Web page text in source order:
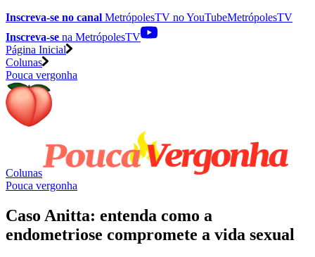
Inscreva-se no canal MetrópolesTV noYouTubeMetrópolesTV
Inscreva-se na MetrópolesTV
Página Inicial
Colunas
Pouca vergonha
Colunas
Pouca vergonha
Caso Anitta: entenda como a
endometriose compromete a vida sexual